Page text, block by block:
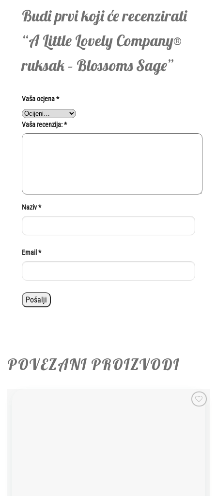
Budi prvi koji će recenzirati
“A Little Lovely Company®
ruksak – Blossoms Sage”
Vaša ocjena*
Vaša recenzija:*
Naziv*
Email *
POVEZANI PROIZVODI